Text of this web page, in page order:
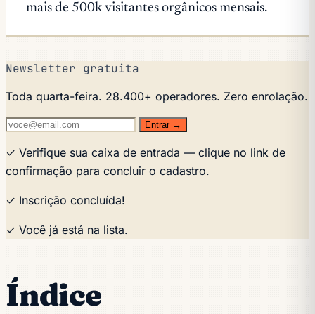
mais de 500k visitantes orgânicos mensais.
Newsletter gratuita
Toda quarta-feira. 28.400+ operadores. Zero enrolação.
Entrar →
✓ Verifique sua caixa de entrada — clique no link de
confirmação para concluir o cadastro.
✓ Inscrição concluída!
✓ Você já está na lista.
Índice